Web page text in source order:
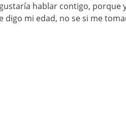
hablar contigo, porque
digo mi edad, no se si me